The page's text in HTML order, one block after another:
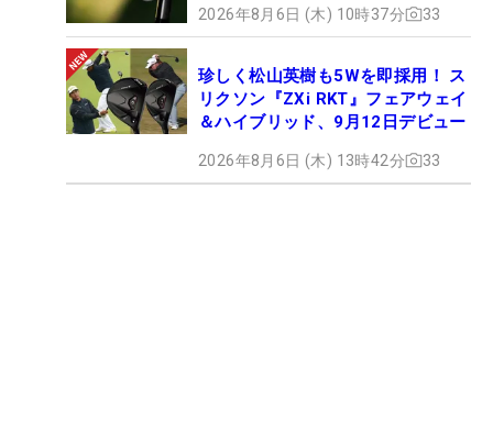
2026年8月6日 (木) 10時37分 33
珍しく松山英樹も5Wを即採用！ ス
リクソン『ZXi RKT』フェアウェイ
＆ハイブリッド、9月12日デビュー
2026年8月6日 (木) 13時42分 33